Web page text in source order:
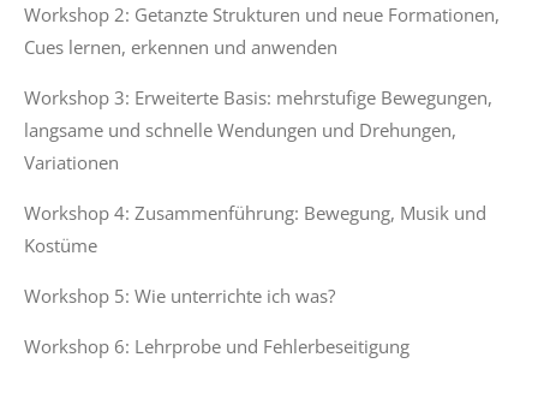
Workshop 2: Getanzte Strukturen und neue Formationen,
Cues lernen, erkennen und anwenden
Workshop 3: Erweiterte Basis: mehrstufige Bewegungen,
langsame und schnelle Wendungen und Drehungen,
Variationen
Workshop 4: Zusammenführung: Bewegung, Musik und
Kostüme
Workshop 5: Wie unterrichte ich was?
Workshop 6: Lehrprobe und Fehlerbeseitigung